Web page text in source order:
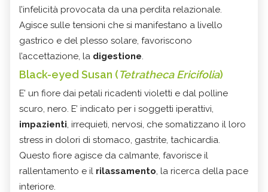
l’infelicità provocata da una perdita relazionale.
Agisce sulle tensioni che si manifestano a livello
gastrico e del plesso solare, favoriscono
l’accettazione, la digestione.
Black-eyed Susan (Tetratheca Ericifolia)
E’ un fiore dai petali ricadenti violetti e dal polline
scuro, nero. E’ indicato per i soggetti iperattivi,
impazienti, irrequieti, nervosi, che somatizzano il loro
stress in dolori di stomaco, gastrite, tachicardia.
Questo fiore agisce da calmante, favorisce il
rallentamento e il rilassamento, la ricerca della pace
interiore.